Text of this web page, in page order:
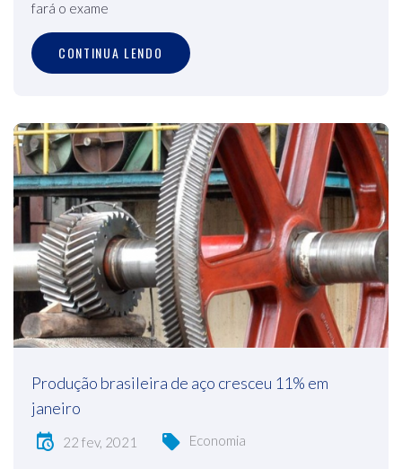
fará o exame
CONTINUA LENDO
Produção brasileira de aço cresceu 11% em
janeiro
22 fev, 2021 Economia